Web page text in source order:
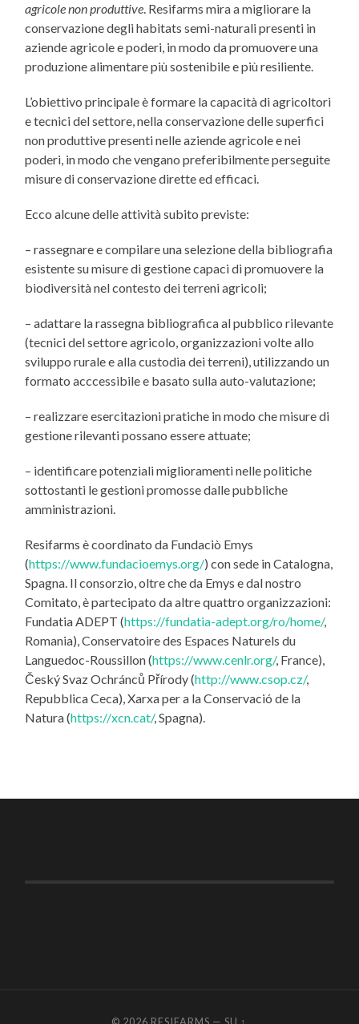
agricole non produttive. Resifarms mira a migliorare la
conservazione degli habitats semi-naturali presenti in
aziende agricole e poderi, in modo da promuovere una
produzione alimentare più sostenibile e più resiliente.
L’obiettivo principale è formare la capacità di agricoltori
e tecnici del settore, nella conservazione delle superfici
non produttive presenti nelle aziende agricole e nei
poderi, in modo che vengano preferibilmente perseguite
misure di conservazione dirette ed efficaci.
Ecco alcune delle attività subito previste:
– rassegnare e compilare una selezione della bibliografia
esistente su misure di gestione capaci di promuovere la
biodiversità nel contesto dei terreni agricoli;
– adattare la rassegna bibliografica al pubblico rilevante
(tecnici del settore agricolo, organizzazioni volte allo
sviluppo rurale e alla custodia dei terreni), utilizzando un
formato acccessibile e basato sulla auto-valutazione;
– realizzare esercitazioni pratiche in modo che misure di
gestione rilevanti possano essere attuate;
– identificare potenziali miglioramenti nelle politiche
sottostanti le gestioni promosse dalle pubbliche
amministrazioni.
Resifarms è coordinato da Fundaciò Emys
(https://www.fundacioemys.org/) con sede in Catalogna,
Spagna. Il consorzio, oltre che da Emys e dal nostro
Comitato, è partecipato da altre quattro organizzazioni:
Fundatia ADEPT (https://fundatia-adept.org/ro/home/,
Romania), Conservatoire des Espaces Naturels du
Languedoc-Roussillon (https://www.cenlr.org/, France),
Český Svaz Ochránců Přírody (http://www.csop.cz/,
Repubblica Ceca), Xarxa per a la Conservació de la
Natura (https://xcn.cat/, Spagna).